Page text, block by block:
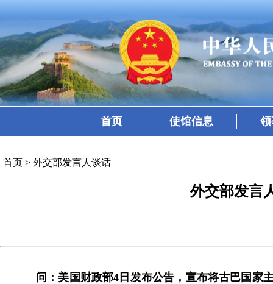
首页 使馆信息
首页 > 外交部发言人谈话
外交部发言
问：美国财政部4日发布公告，宣布将古巴国家